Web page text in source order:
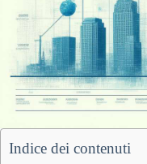
Indice dei contenuti